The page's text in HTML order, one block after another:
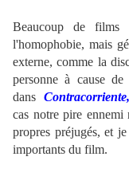
Beaucoup de
l'homophobie, mais
externe, comme la
personne à cause
dans Contracorriente,
cas notre pire ennemi
propres préjugés, et
importants du film.